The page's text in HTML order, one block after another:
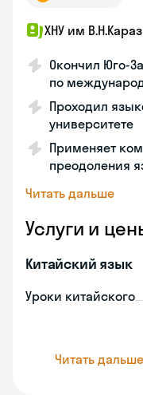
ХНУ им
Окончил Юго-
по
Проходил
университете
Применяет
преодоления
Читать дальше
Услуги и
Китайский язык
Уроки китайского
Читать дальше